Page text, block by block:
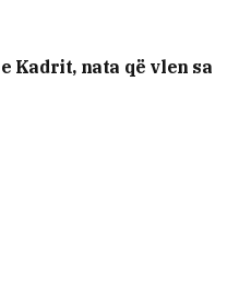
Kadrit, nata që vlen sa